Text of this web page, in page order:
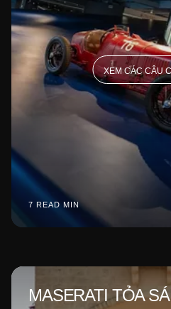
7 READ MIN
XEM CÁC CÂU
MASERATI TỎA